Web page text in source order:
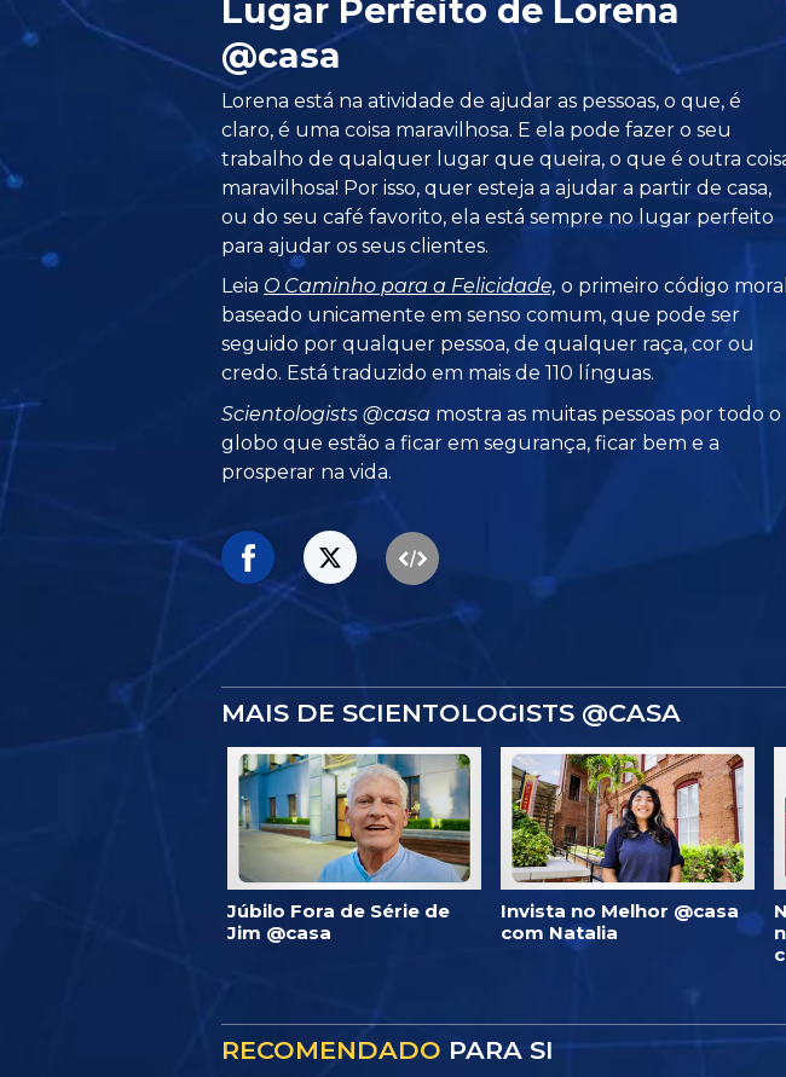
Lugar Perfeito de Lorena
@casa
Lorena está na atividade de ajudar as pessoas, o que, é
claro, é uma coisa maravilhosa. E ela pode fazer o seu
trabalho de qualquer lugar que queira, o que é outra
maravilhosa! Por isso, quer esteja a ajudar a partir de casa,
ou do seu café favorito, ela está sempre no lugar perfeito
para ajudar os seus clientes.
Leia O Caminho para a Felicidade, o primeiro código moral
baseado unicamente em senso comum, que pode ser
seguido por qualquer pessoa, de qualquer raça, cor ou
credo. Está traduzido em mais de 110 línguas.
Scientologists @casa mostra as muitas pessoas por todo o
globo que estão a ficar em segurança, ficar bem e a
prosperar na vida.
MAIS DE SCIENTOLOGISTS @CASA
Júbilo Fora de Série de
Jim @casa
Invista no Melhor @casa
com Natalia
RECOMENDADO PARA SI